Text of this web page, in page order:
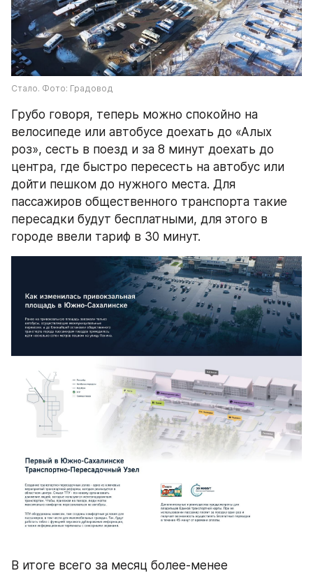
Стало. Фото: Градовод
Грубо говоря, теперь можно спокойно на
велосипеде или автобусе доехать до «Алых
роз», сесть в поезд и за 8 минут доехать до
центра, где быстро пересесть на автобус или
дойти пешком до нужного места. Для
пассажиров общественного транспорта такие
пересадки будут бесплатными, для этого в
городе ввели тариф в 30 минут.
В итоге всего за месяц более-менее